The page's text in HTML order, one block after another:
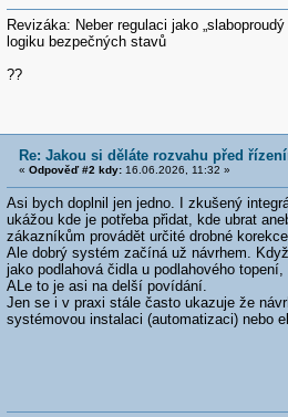
Revizáka: Neber regulaci jako
logiku bezpečných stavů
??
Re: Jakou si děláte rozvahu před
« Odpověď #2 kdy:16.06.2026, 11:32 »
Asi bych doplnil jen jedno. I zkušený
ukážou kde je potřeba přidat, kde ubrat
zákazníkům provádět určité drobné
Ale dobrý systém začíná už návrhem.
jako podlahová čidla u podlahového
ALe to je asi na delší povídání.
Jen se i v praxi stále často ukazuje že
systémovou instalaci (automatizaci)